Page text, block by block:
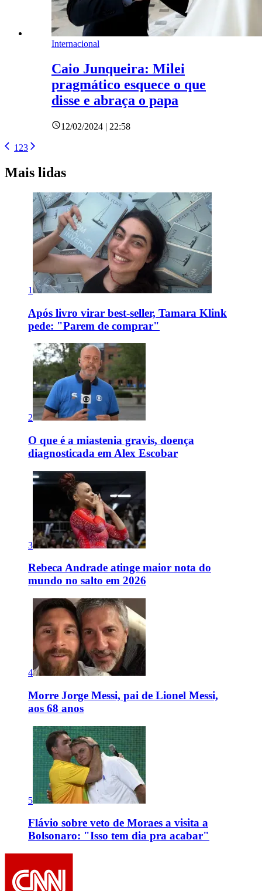
Internacional
Caio Junqueira: Milei
pragmático esquece o que
disse e abraça o papa
12/02/2024 | 22:58
1 23
Mais lidas
1
Após livro virar best-seller, Tamara Klink
pede: "Parem de comprar"
2
O que é a miastenia gravis, doença
diagnosticada em Alex Escobar
3
Rebeca Andrade atinge maior nota do
mundo no salto em 2026
4
Morre Jorge Messi, pai de Lionel Messi,
aos 68 anos
5
Flávio sobre veto de Moraes a visita a
Bolsonaro: "Isso tem dia pra acabar"